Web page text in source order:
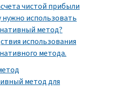
чистой прибыли
нужно использовать
метод?
использования
метода.
метод для